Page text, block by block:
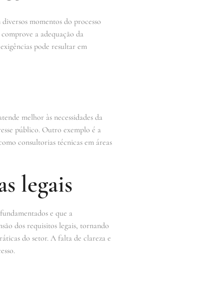
momentos do processo
a adequação da
pode resultar em
melhor às necessidades da
público. Outro exemplo é a
consultorias técnicas em áreas
legais
e que a
dos requisitos legais, tornando
do setor. A falta de clareza e